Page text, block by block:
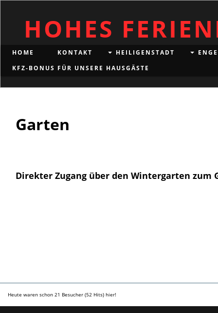
HOHES
HOME KONTAKT HEILIGENSTADT
KFZ-BONUS FÜR UNSERE HAUSGÄSTE
Garten
Direkter Zugang über den Wintergarten zum
Heute waren schon 21 Besucher (52 Hits) hier!